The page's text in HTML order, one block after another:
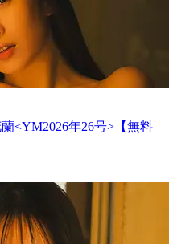
<YM2026年26号>【無料